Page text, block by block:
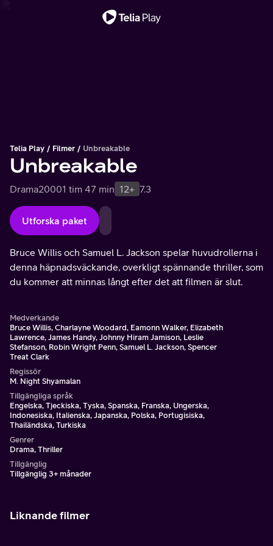
Telia Play Filmer Unbreakable
Unbreakable
Drama20001 tim 47 min 12+ 7.3
Utforska paket
Bruce Willis och Samuel L. Jackson spelar huvudrollerna i
denna häpnadsväckande, overkligt spännande thriller, som
du kommer att minnas långt efter det att filmen är slut.
Medverkande
Bruce Willis, Charlayne Woodard, Eamonn Walker, Elizabeth
Lawrence, James Handy, Johnny Hiram Jamison, Leslie
Stefanson, Robin Wright Penn, Samuel L. Jackson, Spencer
Treat Clark
Regissör
M. Night Shyamalan
Tillgängliga språk
Engelska, Tjeckiska, Tyska, Spanska, Franska, Ungerska,
Indonesiska, Italienska, Japanska, Polska, Portugisiska,
Thailändska, Turkiska
Genrer
Drama, Thriller
Tillgänglig
Tillgänglig 3+ månader
Liknande filmer